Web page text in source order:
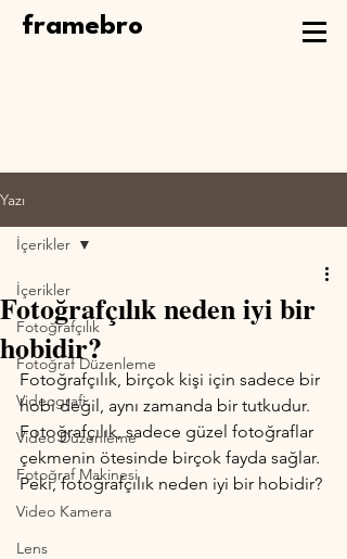
framebro
Yazı
İçerikler
Fotoğrafçılık
Fotoğraf Düzenleme
Videografi
Video Düzenleme
Fotoğraf Makinesi
Video Kamera
Lens
İçerikler
Fotoğrafçılık neden iyi bir
hobidir?
Fotoğrafçılık, birçok kişi için sadece bir
hobi değil, aynı zamanda bir tutkudur.
Fotoğrafçılık, sadece güzel fotoğraflar
çekmenin ötesinde birçok fayda sağlar.
Peki, fotoğrafçılık neden iyi bir hobidir?